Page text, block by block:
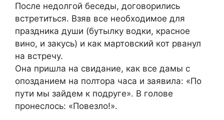
После недолгой беседы, договорились
встретиться. Взяв все необходимое для
праздника души (бутылку водки, красное
вино, и закусь) и как мартовский кот рванул
на встречу.
Она пришла на свидание, как все дамы с
опозданием на полтора часа и заявила: «По
пути мы зайдем к подруге». В голове
пронеслось: «Повезло!».